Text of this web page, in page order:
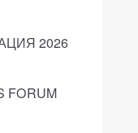
2026
FORUM